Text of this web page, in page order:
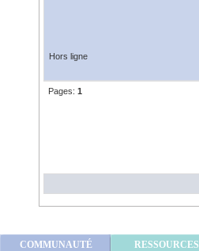
Hors ligne
Pages: 1
COMMUNAUTÉ RESSOURCES